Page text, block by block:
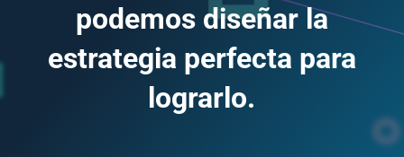
podemos diseñar la
estrategia perfecta para
lograrlo.